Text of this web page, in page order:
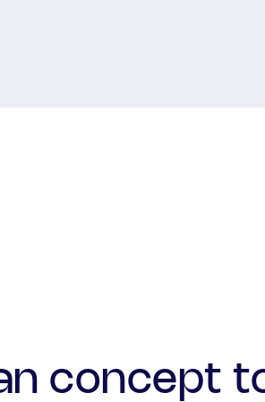
concept